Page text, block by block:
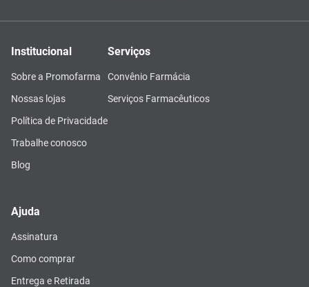
Institucional
Sobre a Promofarma
Nossas lojas
Política de Privacidade
Trabalhe conosco
Blog
Serviços
Convênio Farmácia
Serviços Farmacêuticos
Ajuda
Assinatura
Como comprar
Entrega e Retirada